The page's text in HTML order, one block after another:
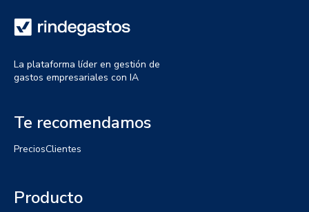
La plataforma líder en gestión de
gastos empresariales con IA
Te recomendamos
PreciosClientes
Producto